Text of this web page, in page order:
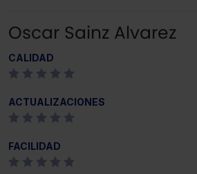
Oscar Sainz Alvarez
CALIDAD
ACTUALIZACIONES
FACILIDAD